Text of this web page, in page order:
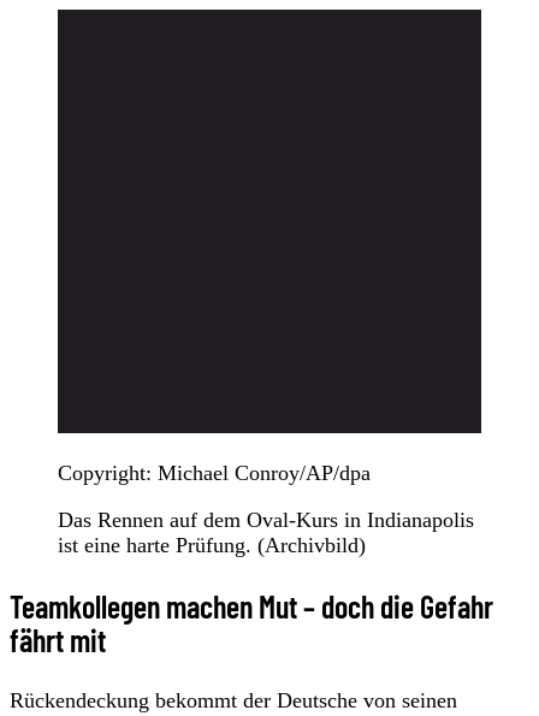
Copyright: Michael Conroy/AP/dpa
Das Rennen auf dem Oval-Kurs in Indianapolis
ist eine harte Prüfung. (Archivbild)
Teamkollegen machen Mut – doch die Gefahr
fährt mit
Rückendeckung bekommt der Deutsche von seinen